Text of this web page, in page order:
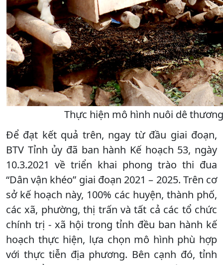
Thực hiện mô hình nuôi dê
Để đạt kết quả trên, ngay từ đầu giai đoạn,
BTV Tỉnh ủy đã ban hành Kế hoạch 53, ngày
10.3.2021 về triển khai phong trào thi đua
“Dân vận khéo” giai đoạn 2021 – 2025. Trên cơ
sở kế hoạch này, 100% các huyện, thành phố,
các xã, phường, thị trấn và tất cả các tổ chức
chính trị - xã hội trong tỉnh đều ban hành kế
hoạch thực hiện, lựa chọn mô hình phù hợp
với thực tiễn địa phương. Bên cạnh đó, tỉnh